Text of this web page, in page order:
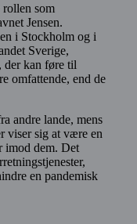
rollen som
t Jensen.
i Stockholm og i
Sverige,
der kan føre til
omfattende, end de
andre lande, mens
viser sig at være en
imod dem. Det
en pandemisk